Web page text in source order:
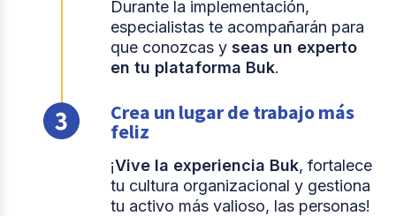
Durante la implementación,
especialistas te acompañarán para
que conozcas yseas un experto
en tu plataforma Buk.
Crea un lugar de trabajo más
feliz
¡Vive la experiencia Buk, fortalece
tu cultura organizacional y gestiona
tu activo más valioso, las personas!